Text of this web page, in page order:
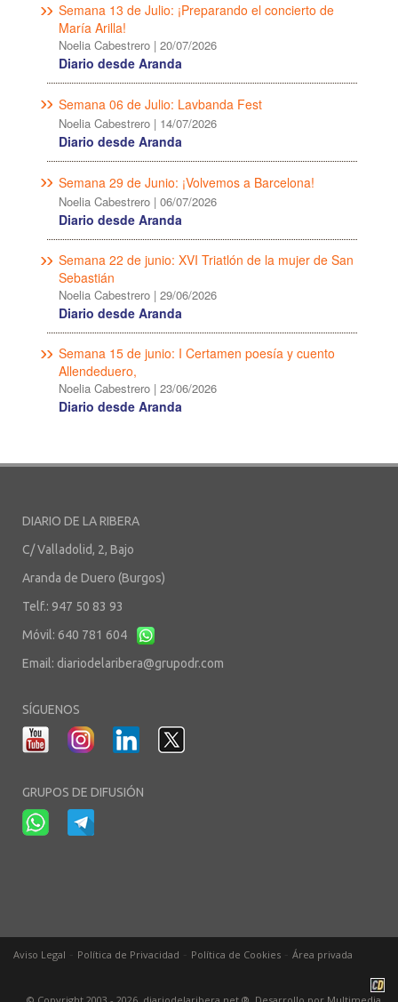
Semana 13 de Julio: ¡Preparando el concierto de
María Arilla!
Noelia Cabestrero | 20/07/2026
Diario desde Aranda
Semana 06 de Julio: Lavbanda Fest
Noelia Cabestrero | 14/07/2026
Diario desde Aranda
Semana 29 de Junio: ¡Volvemos a Barcelona!
Noelia Cabestrero | 06/07/2026
Diario desde Aranda
Semana 22 de junio: XVI Triatlón de la mujer de San
Sebastián
Noelia Cabestrero | 29/06/2026
Diario desde Aranda
Semana 15 de junio: I Certamen poesía y cuento
Allendeduero,
Noelia Cabestrero | 23/06/2026
Diario desde Aranda
DIARIO DE LA RIBERA
C/ Valladolid, 2, Bajo
Aranda de Duero (Burgos)
Telf.: 947 50 83 93
Móvil: 640 781 604
Email: diariodelaribera@grupodr.com
SÍGUENOS
GRUPOS DE DIFUSIÓN
Aviso Legal Política de Privacidad Política de Cookies Área privada